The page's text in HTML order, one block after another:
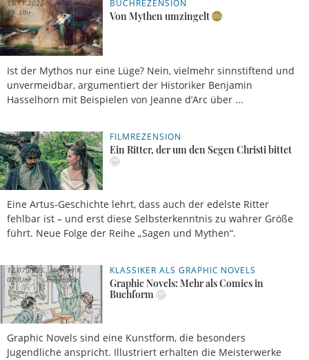
BUCHREZENSION
Von Mythen umzingelt
Ist der Mythos nur eine Lüge? Nein, vielmehr sinnstiftend und
unvermeidbar, argumentiert der Historiker Benjamin
Hasselhorn mit Beispielen von Jeanne d’Arc über ...
15.11.2025,
19 Uhr
Alexander
Eiber
FILMREZENSION
Ein Ritter, der um den Segen Christi bittet
Eine Artus-Geschichte lehrt, dass auch der edelste Ritter
fehlbar ist – und erst diese Selbsterkenntnis zu wahrer Größe
führt. Neue Folge der Reihe „Sagen und Mythen“.
07.09.2025,
11 Uhr
Lorenz
Jäger
KLASSIKER ALS GRAPHIC NOVELS
Graphic Novels: Mehr als Comics in
Buchform
Graphic Novels sind eine Kunstform, die besonders
Jugendliche anspricht. Illustriert erhalten die Meisterwerke
12.07.2025,
07 Uhr
Michael K.
Hageböck